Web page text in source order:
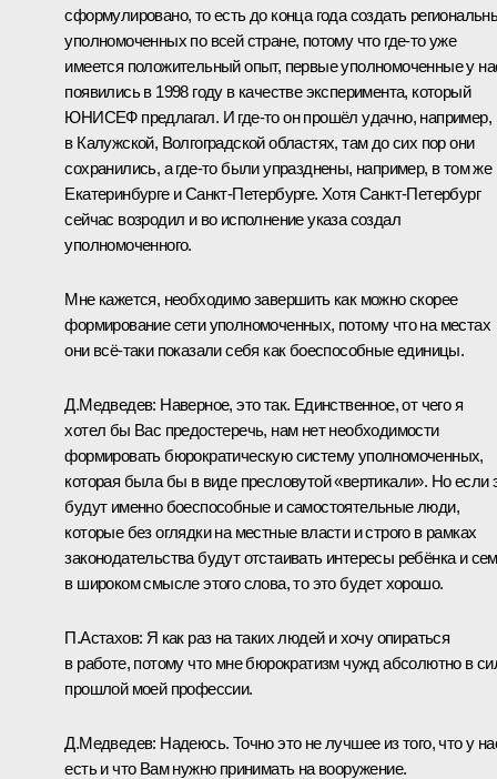
сформулировано, то есть до конца года создать
уполномоченных по всей стране, потому что где‑то уже
имеется положительный опыт, первые уполномоченные у
появились в 1998 году в качестве эксперимента, который
ЮНИСЕФ предлагал. И где‑то он прошёл удачно, например,
в Калужской, Волгоградской областях, там до сих пор они
сохранились, а где‑то были упразднены, например, в том же
Екатеринбурге и Санкт-Петербурге. Хотя Санкт-Петербург
сейчас возродил и во исполнение указа создал
уполномоченного.
Мне кажется, необходимо завершить как можно скорее
формирование сети уполномоченных, потому что на местах
они всё‑таки показали себя как боеспособные единицы.
Д.Медведев: Наверное, это так. Единственное, от чего я
хотел бы Вас предостеречь, нам нет необходимости
формировать бюрократическую систему уполномоченных,
которая была бы в виде пресловутой «вертикали». Но если
будут именно боеспособные и самостоятельные люди,
которые без оглядки на местные власти и строго в рамках
законодательства будут отстаивать интересы ребёнка и
в широком смысле этого слова, то это будет хорошо.
П.Астахов: Я как раз на таких людей и хочу опираться
в работе, потому что мне бюрократизм чужд абсолютно в
прошлой моей профессии.
Д.Медведев: Надеюсь. Точно это не лучшее из того, что у
есть и что Вам нужно принимать на вооружение.